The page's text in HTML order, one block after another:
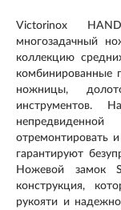
Victorinox
многозадачный
коллекцию
комбинированные
ножницы,
инструментов.
отремонтировать
гарантируют
Ножевой замок
конструкция,
рукояти и